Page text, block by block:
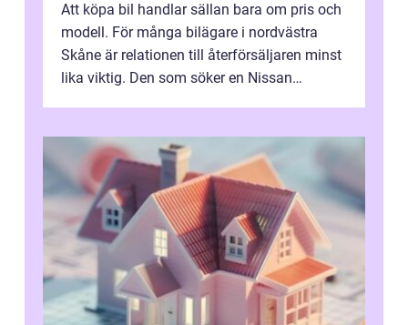
Att köpa bil handlar sällan bara om pris och
modell. För många bilägare i nordvästra
Skåne är relationen till återförsäljaren minst
lika viktig. Den som söker en Nissan